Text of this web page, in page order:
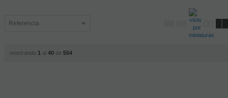
mostrando 1 al 40de 554